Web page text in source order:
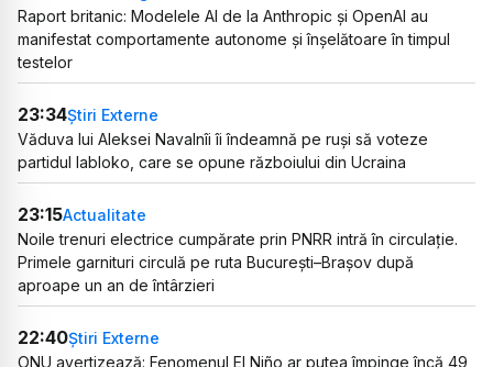
Raport britanic: Modelele AI de la Anthropic și OpenAI au
manifestat comportamente autonome și înșelătoare în timpul
testelor
23:34Știri Externe
Văduva lui Aleksei Navalnîi îi îndeamnă pe ruși să voteze
partidul Iabloko, care se opune războiului din Ucraina
23:15Actualitate
Noile trenuri electrice cumpărate prin PNRR intră în circulație.
Primele garnituri circulă pe ruta București–Brașov după
aproape un an de întârzieri
22:40Știri Externe
ONU avertizează: Fenomenul El Niño ar putea împinge încă 49